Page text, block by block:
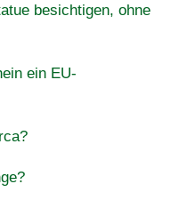
besichtigen, ohne
ein EU-